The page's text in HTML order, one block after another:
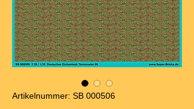
Artikelnummer: SB 000506